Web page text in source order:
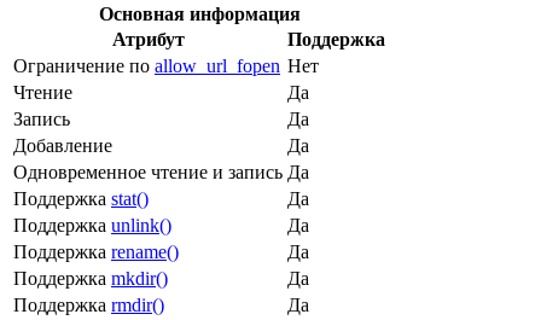
Основная информация
Атрибут
Поддержка
Ограничение по allow_url_fopen Нет
Чтение
Да
Запись
Да
Добавление
Да
Одновременное чтение и запись Да
Поддержка stat()
Да
Поддержка unlink()
Да
Поддержка rename()
Да
Поддержка mkdir()
Да
Поддержка rmdir() Да